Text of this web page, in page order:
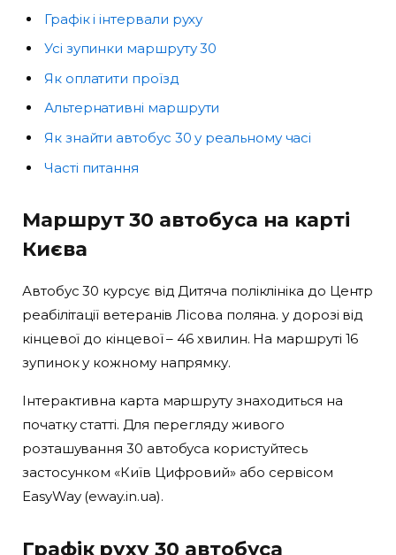
Графік і інтервали руху
Усі зупинки маршруту 30
Як оплатити проїзд
Альтернативні маршрути
Як знайти автобус 30 у реальному часі
Часті питання
Маршрут 30 автобуса на карті
Києва
Автобус 30 курсує від Дитяча поліклініка до Центр
реабілітації ветеранів Лісова поляна. у дорозі від
кінцевої до кінцевої – 46 хвилин. На маршруті 16
зупинок у кожному напрямку.
Інтерактивна карта маршруту знаходиться на
початку статті. Для перегляду живого
розташування 30 автобуса користуйтесь
застосунком «Київ Цифровий» або сервісом
EasyWay (eway.in.ua).
Графік руху 30 автобуса